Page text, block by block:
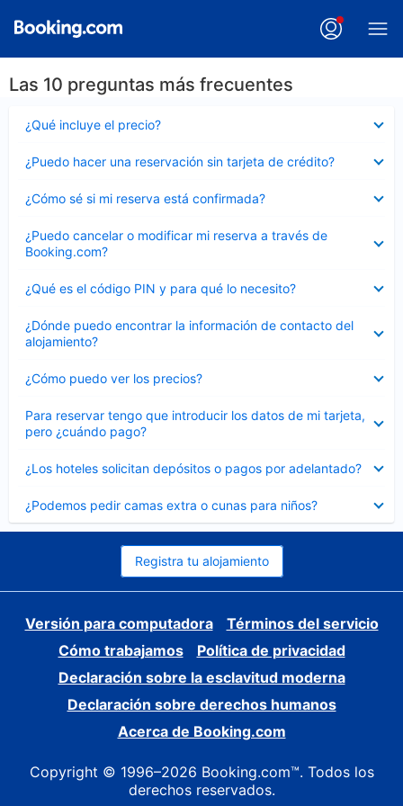
Las 10 preguntas más frecuentes
¿Qué incluye el precio?
cerrado
¿Puedo hacer una reservación sin tarjeta de crédito?
cerrado
¿Cómo sé si mi reserva está confirmada?
cerrado
¿Puedo cancelar o modificar mi reserva a través de
Booking.com?
cerrado
¿Qué es el código PIN y para qué lo necesito?
cerrado
¿Dónde puedo encontrar la información de contacto del
alojamiento?
cerrado
¿Cómo puedo ver los precios?
cerrado
Para reservar tengo que introducir los datos de mi tarjeta,
pero ¿cuándo pago?
cerrado
¿Los hoteles solicitan depósitos o pagos por adelantado?
cerrado
¿Podemos pedir camas extra o cunas para niños?
cerrado
Registra tu alojamiento
Versión para computadora
Términos del servicio
Cómo trabajamos
Política de privacidad
Declaración sobre la esclavitud moderna
Declaración sobre derechos humanos
Acerca de Booking.com
Copyright © 1996–2026 Booking.com™. Todos los
derechos reservados.